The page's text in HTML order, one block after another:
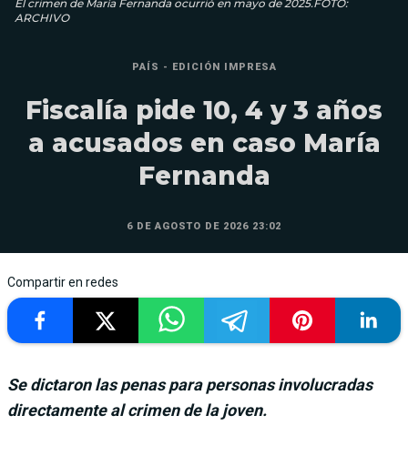
El crimen de María Fernanda ocurrió en mayo de 2025.FOTO:
ARCHIVO
PAÍS - EDICIÓN IMPRESA
Fiscalía pide 10, 4 y 3 años
a acusados en caso María
Fernanda
6 DE AGOSTO DE 2026 23:02
Compartir en redes
Se dictaron las penas para personas involucradas
directamente al crimen de la joven.